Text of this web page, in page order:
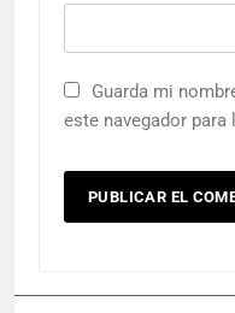
Guarda mi
este navegador